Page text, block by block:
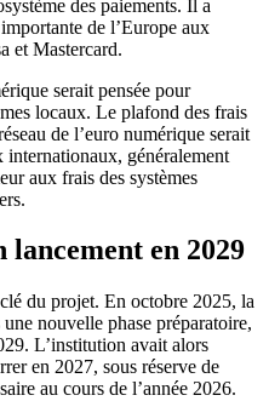
des paiements. Il a
de l’Europe aux
et Mastercard.
serait pensée pour
locaux. Le plafond des frais
de l’euro numérique serait
internationaux, généralement
aux frais des systèmes
en 2029
du projet. En octobre 2025, la
nouvelle phase préparatoire,
L’institution avait alors
en 2027, sous réserve de
au cours de l’année 2026.